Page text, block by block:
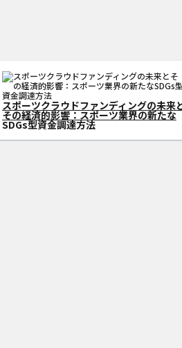
アートクラウドファンディングの成功法
則：アーティストがSDGs型資金調達を加
速させる方法